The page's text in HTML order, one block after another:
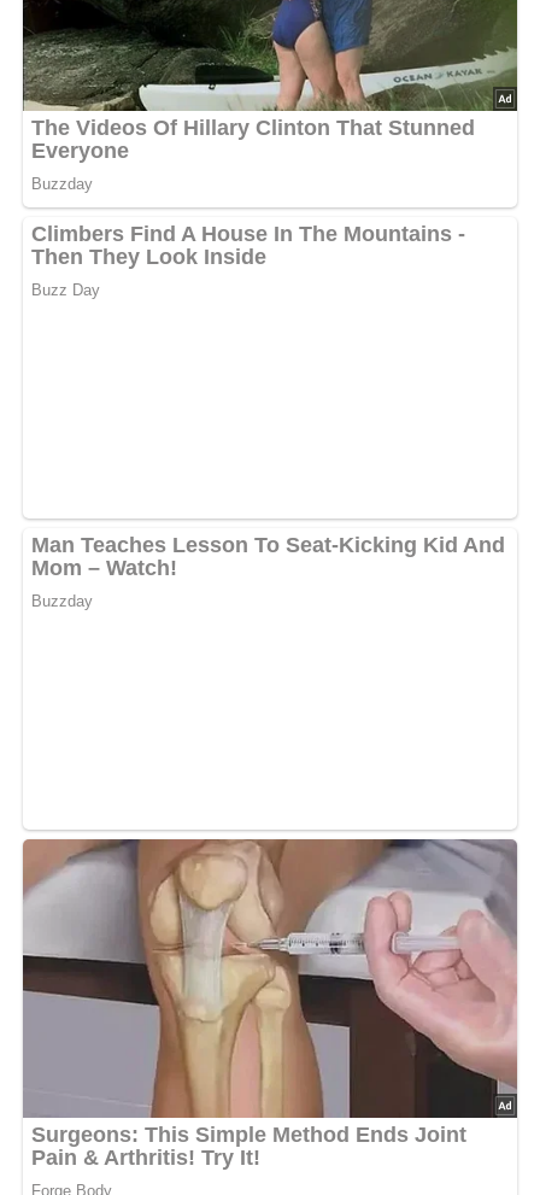
Deine Rezept-Bewertung!?